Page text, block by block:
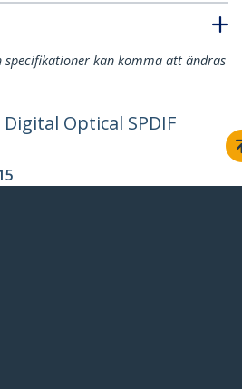
specifikationer kan komma att ändras
Optical SPDIF